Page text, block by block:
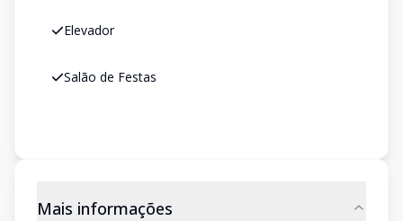
Elevador
Salão de Festas
Mais informações